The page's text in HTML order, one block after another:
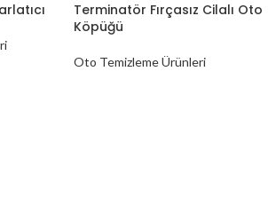
Terminatör Fırçasız Cilalı Oto
Köpüğü
Oto Temizleme Ürünleri